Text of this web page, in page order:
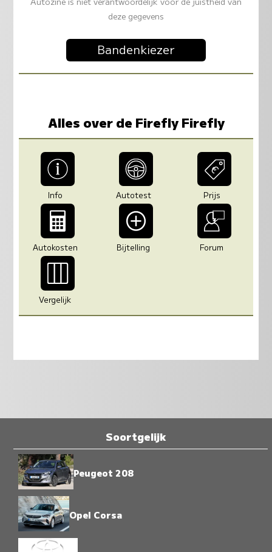
deze gegevens
Bandenkiezer
Alles over de Firefly Firefly
Info Autotest Prijs
Autokosten Bijtelling Forum
Vergelijk
Soortgelijk
Peugeot 208
Opel Corsa